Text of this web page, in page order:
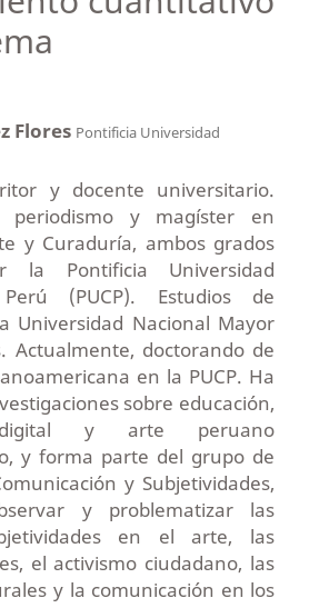
Flores Pontificia Universidad
y docente universitario.
periodismo y magíster en
y Curaduría, ambos grados
la Pontificia Universidad
(PUCP). Estudios de
Universidad Nacional Mayor
Actualmente, doctorando de
en la PUCP. Ha
sobre educación,
digital y arte peruano
y forma parte del grupo de
y Subjetividades,
y problematizar las
en el arte, las
el activismo ciudadano, las
y la comunicación en los